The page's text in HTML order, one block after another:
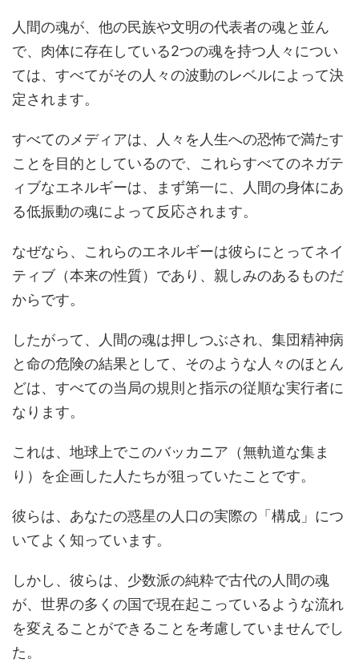
人間の魂が、他の民族や文明の代表者の魂と並ん
で、肉体に存在している2つの魂を持つ人々につい
ては、すべてがその人々の波動のレベルによって決
定されます。
すべてのメディアは、人々を人生への恐怖で満たす
ことを目的としているので、これらすべてのネガテ
ィブなエネルギーは、まず第一に、人間の身体にあ
る低振動の魂によって反応されます。
なぜなら、これらのエネルギーは彼らにとってネイ
ティブ（本来の性質）であり、親しみのあるものだ
からです。
したがって、人間の魂は押しつぶされ、集団精神病
と命の危険の結果として、そのような人々のほとん
どは、すべての当局の規則と指示の従順な実行者に
なります。
これは、地球上でこのバッカニア（無軌道な集ま
り）を企画した人たちが狙っていたことです。
彼らは、あなたの惑星の人口の実際の「構成」につ
いてよく知っています。
しかし、彼らは、少数派の純粋で古代の人間の魂
が、世界の多くの国で現在起こっているような流れ
を変えることができることを考慮していませんでし
た。